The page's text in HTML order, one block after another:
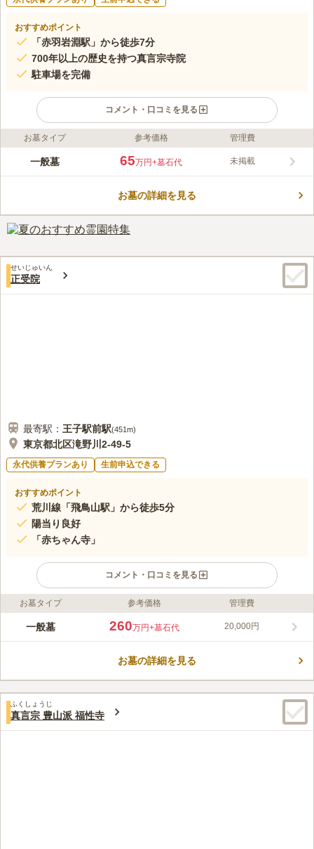
おすすめポイント
「赤羽岩淵駅」から徒歩7分
700年以上の歴史を持つ真言宗寺院
駐車場を完備
コメント・口コミを見る
ライフドット編集部のコメント
埼玉高速鉄道線「赤羽岩淵駅」から徒歩7分と、歩いてお参りで
す。園内には、駐車場も完備されているので、お車でもお越し頂
上の歴史を持つ由緒ある真言宗寺院です。
口コミ評価
50代男性
周辺にはあまり店がないので、徒歩１０分くらいの赤羽駅の近く
に行けばたくさん店があります。法事で食事をするときにも、赤羽駅近く
のお店を予約していっています。食事できる店も多数あるので便利です。
大きな店も小さな店もあります。
お墓タイプ 参考価格 管理費
一般墓 65万円+墓石代 未掲載
お墓の詳細を見る
せいじゅいん
正受院
最寄駅： 王子駅前駅(451m)
東京都北区滝野川2-49-5
永代供養プランあり 生前申込できる
おすすめポイント
荒川線「飛鳥山駅」から徒歩5分
陽当り良好
「赤ちゃん寺」
コメント・口コミを見る
ライフドット編集部のコメント
京浜東北線・東京メトロ南北線「王子駅」より徒歩6分と、各駅
す。また、境内には、江戸時代後期の著名な探検家・近藤重蔵
口コミ評価
この霊園はまだ誰からも評価されていません。
お墓タイプ 参考価格 管理費
一般墓 260万円+墓石代 20,000円
お墓の詳細を見る
ふくしょうじ
真言宗 豊山派 福性寺